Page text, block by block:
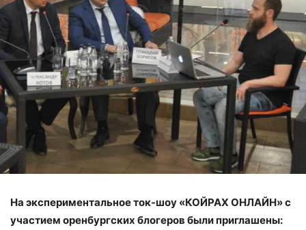
На экспериментальное ток-шоу «КОЙРАХ ОНЛАЙН» с
участием оренбургских блогеров были приглашены: